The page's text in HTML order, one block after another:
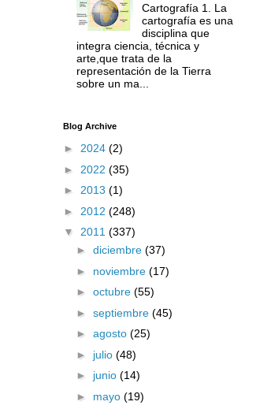
Cartografía 1. La
cartografía es una
disciplina que
integra ciencia, técnica y
arte,que trata de la
representación de la Tierra
sobre un ma...
Blog Archive
► 2024 (2)
► 2022 (35)
► 2013 (1)
► 2012 (248)
▼ 2011 (337)
►diciembre(37)
► noviembre(17)
►octubre(55)
►septiembre(45)
►agosto(25)
► julio(48)
► junio(14)
► mayo(19)